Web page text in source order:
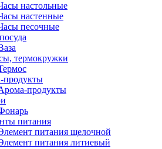
настольные
настенные
песочные
термокружки
продукты
продукты
питания
питания щелочной
питания литиевый